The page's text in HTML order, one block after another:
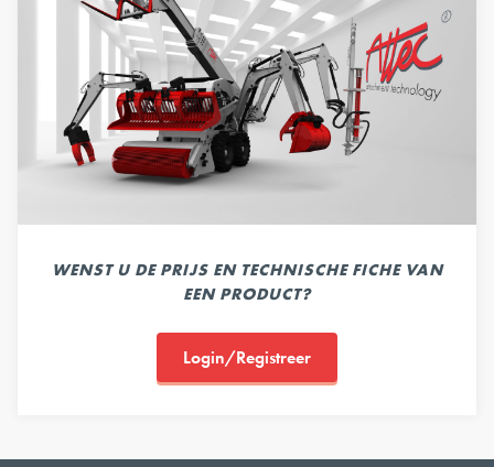
WENST U DE PRIJS EN TECHNISCHE FICHE VAN
EEN PRODUCT?
Login/Registreer